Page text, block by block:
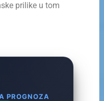
prilike u tom
PROGNOZA